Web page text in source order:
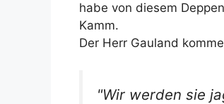
habe von diesem
Kamm.
Der Herr Gauland
"Wir werden sie